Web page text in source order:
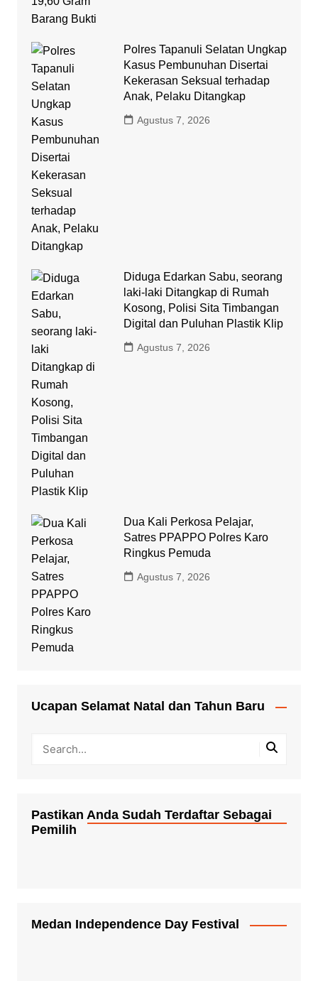
Polres Tapanuli Selatan Ungkap
Kasus Pembunuhan Disertai
Kekerasan Seksual terhadap
Anak, Pelaku Ditangkap
Agustus 7, 2026
Diduga Edarkan Sabu, seorang
laki-laki Ditangkap di Rumah
Kosong, Polisi Sita Timbangan
Digital dan Puluhan Plastik Klip
Agustus 7, 2026
Dua Kali Perkosa Pelajar,
Satres PPAPPO Polres Karo
Ringkus Pemuda
Agustus 7, 2026
Ucapan Selamat Natal dan Tahun Baru
Pastikan Anda Sudah Terdaftar Sebagai
Pemilih
Medan Independence Day Festival